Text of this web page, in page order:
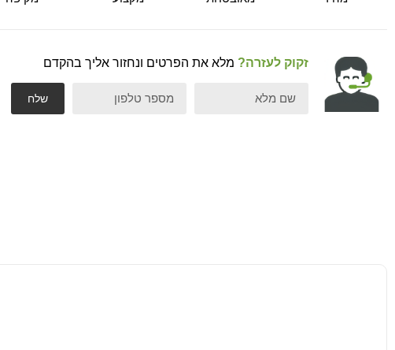
זקוק לעזרה? מלא את הפרטים ונחזור אליך בהקדם
שלח